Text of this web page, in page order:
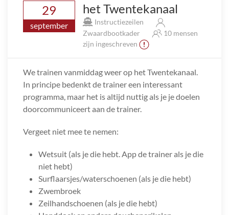
29
september
het Twentekanaal
Instructiezeilen
Zwaardbootkader
10 mensen
zijn ingeschreven
We trainen vanmiddag weer op het Twentekanaal.
In principe bedenkt de trainer een interessant
programma, maar het is altijd nuttig als je je doelen
doorcommuniceert aan de trainer.
Vergeet niet mee te nemen:
Wetsuit (als je die hebt. App de trainer als je die
niet hebt)
Surflaarsjes/waterschoenen (als je die hebt)
Zwembroek
Zeilhandschoenen (als je die hebt)